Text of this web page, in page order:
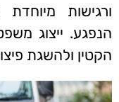
ורגישות
הנפגע. ייצוג
הקטין ולהשגת